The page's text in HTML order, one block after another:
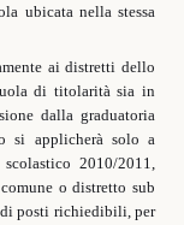
ubicata nella stessa
ai distretti dello
di titolarità sia in
dalla graduatoria
si applicherà solo a
2010/2011,
o distretto sub
di posti richiedibili, per